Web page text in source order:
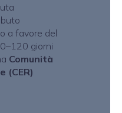
a favore del
giorni
Comunità
(CER)